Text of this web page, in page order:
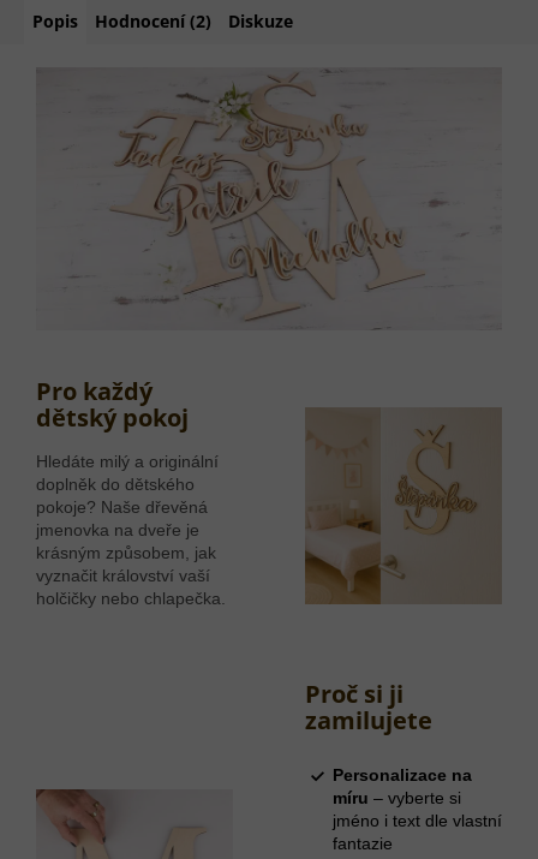
Popis Hodnocení (2) Diskuze
Pro každý
dětský pokoj
Hledáte milý a originální
doplněk do dětského
pokoje? Naše dřevěná
jmenovka na dveře je
krásným způsobem, jak
vyznačit království vaší
holčičky nebo chlapečka.
Proč si ji
zamilujete
Personalizace na
míru – vyberte si
jméno i text dle vlastní
fantazie